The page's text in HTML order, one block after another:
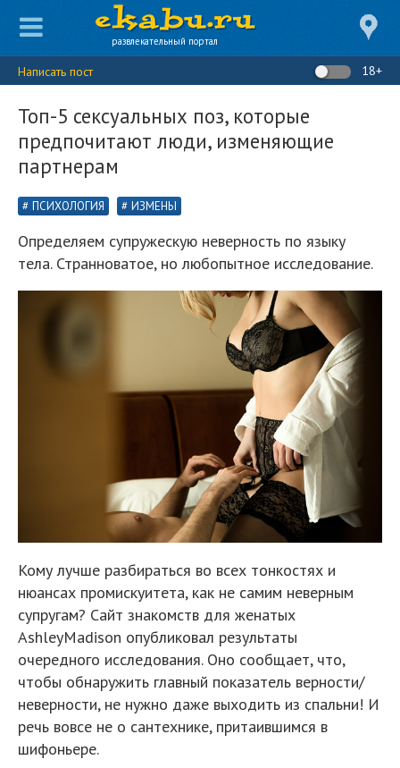
развлекательный портал
Написать пост 18+
Топ-5 сексуальных поз, которые
предпочитают люди, изменяющие
партнерам
ПСИХОЛОГИЯ ИЗМЕНЫ
Определяем супружескую неверность по языку
тела. Странноватое, но любопытное исследование.
Кому лучше разбираться во всех тонкостях и
нюансах промискуитета, как не самим неверным
супругам? Сайт знакомств для женатых
AshleyMadison опубликовал результаты
очередного исследования. Оно сообщает, что,
чтобы обнаружить главный показатель верности/
неверности, не нужно даже выходить из спальни! И
речь вовсе не о сантехнике, притаившимся в
шифоньере.